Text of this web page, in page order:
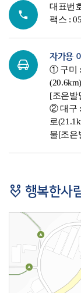
대표번
팩스 :
자가용
① 구미
[조은발
② 대구
로
물[조은
행복한사